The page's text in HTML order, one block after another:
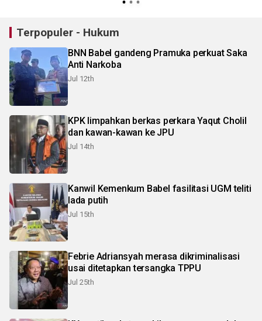
Terpopuler - Hukum
BNN Babel gandeng Pramuka perkuat Saka
Anti Narkoba
Jul 12th
KPK limpahkan berkas perkara Yaqut Cholil
dan kawan-kawan ke JPU
Jul 14th
Kanwil Kemenkum Babel fasilitasi UGM teliti
lada putih
Jul 15th
Febrie Adriansyah merasa dikriminalisasi
usai ditetapkan tersangka TPPU
Jul 25th